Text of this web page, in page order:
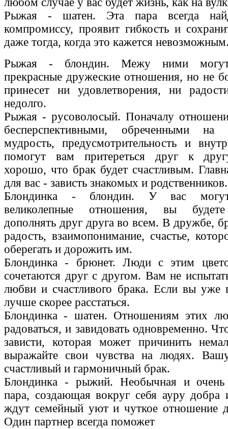
Рыжая - шатен. Эта пара всегда
компромиссу, проявит гибкость и
даже тогда, когда это кажется
Рыжая - блондин. Межу ними могут
прекрасные дружеские отношения, но не
принесет ни удовлетворения, ни
недолго.
Рыжая - русоволосый. Поначалу
бесперспективными, обреченными
мудрость, предусмотрительность и
помогут вам притереться друг к
хорошо, что брак будет счастливым.
для вас - зависть знакомых и родственников.
Блондинка - блондин. У вас могут
великолепные отношения, вы
дополнять друг друга во всем. В дружбе,
радость, взаимопонимание, счастье,
оберегать и дорожить им.
Блондинка - брюнет. Люди с этим
сочетаются друг с другом. Вам не
любви и счастливого брака. Если вы уже
лучше скорее расстаться.
Блондинка - шатен. Отношениям этих
радоваться, и завидовать одновременно.
зависти, которая может причинить
выражайте свои чувства на людях.
счастливый и гармоничный брак.
Блондинка - рыжий. Необычная и очень
пара, создающая вокруг себя ауру добра
ждут семейный уют и чуткое отношение
Один партнер всегда поможет